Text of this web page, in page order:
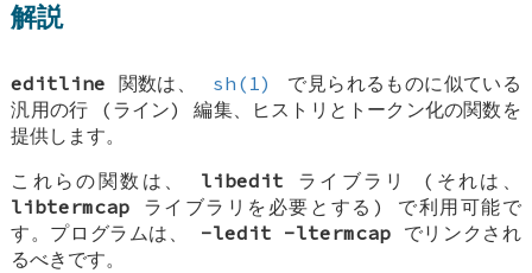
解説
editline 関数は、 sh(1)
で見られるものに似ている
汎用の行 (ライン) 編集、ヒストリとトークン化の関数を
提供します。
これらの関数は、 libedit ライブラリ (それは、
libtermcap ライブラリを必要とする) で利用可能で
す。プログラムは、 -ledit -ltermcap でリンクされ
るべきです。